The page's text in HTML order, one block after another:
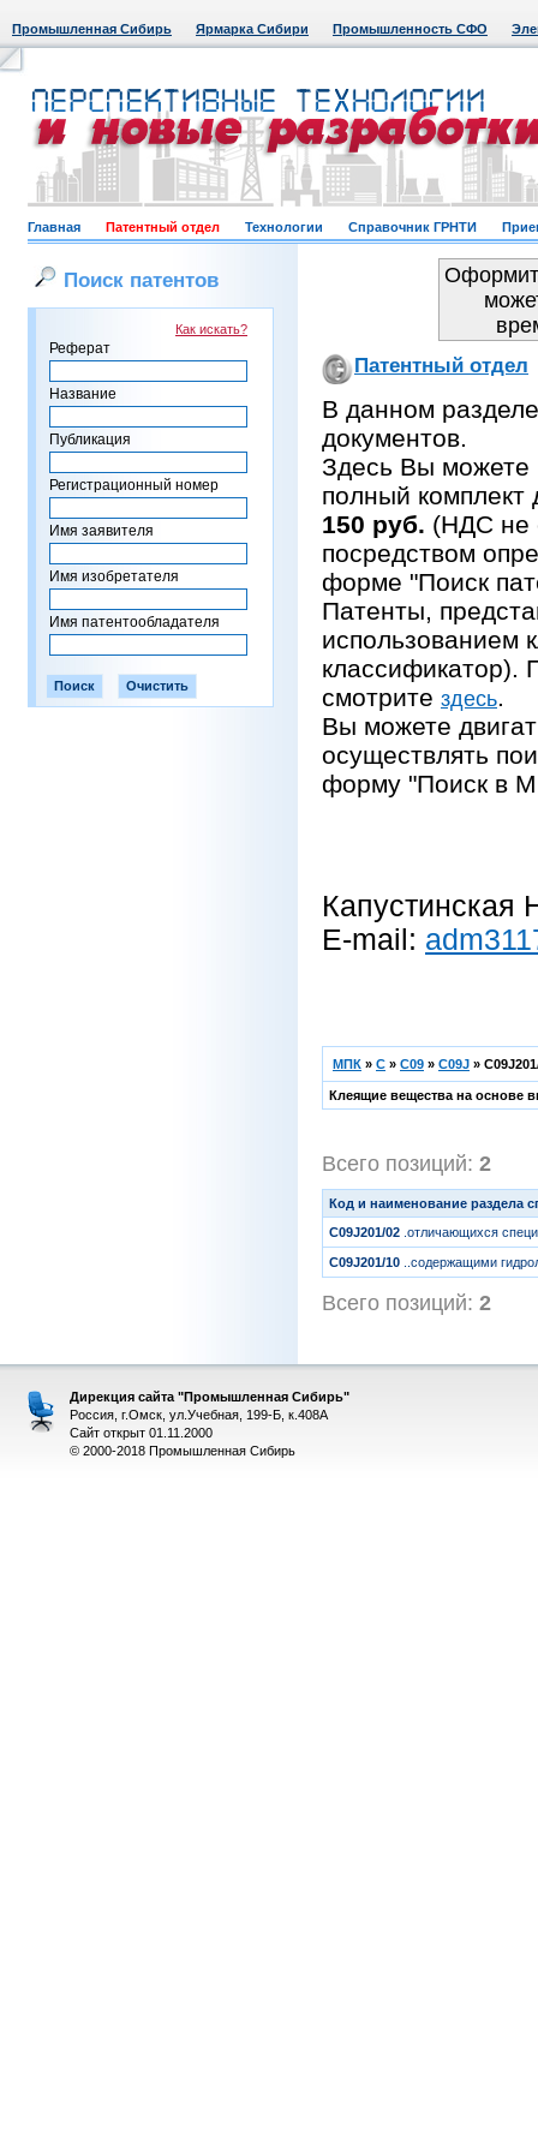
Промышленная Сибирь Ярмарка Сибири Промышленность СФО
Главная Патентный отдел Технологии Справочник ГРНТИ
Поиск патентов
Как искать?
Реферат
Название
Публикация
Регистрационный номер
Имя заявителя
Имя изобретателя
Имя патентообладателя
Патентный отдел
В данном
документов.
Здесь Вы можете
полный комплект
150 руб. (НДС не
посредством
форме "Поиск
Патенты,
использованием
классификатор).
смотрите здесь.
Вы можете
осуществлять
форму "Поиск в
Капустинская
E-mail:
МПК » C » C09 » C09J »
Клеящие вещества на основе
Всего позиций: 2
Код и наименование раздела
C09J201/02 .отличающихся
C09J201/10 ..содержащими
Всего позиций: 2
Дирекция сайта "Промышленная Сибирь"
Россия, г.Омск, ул.Учебная, 199-Б, к.408А
Сайт открыт 01.11.2000
© 2000-2018 Промышленная Сибирь